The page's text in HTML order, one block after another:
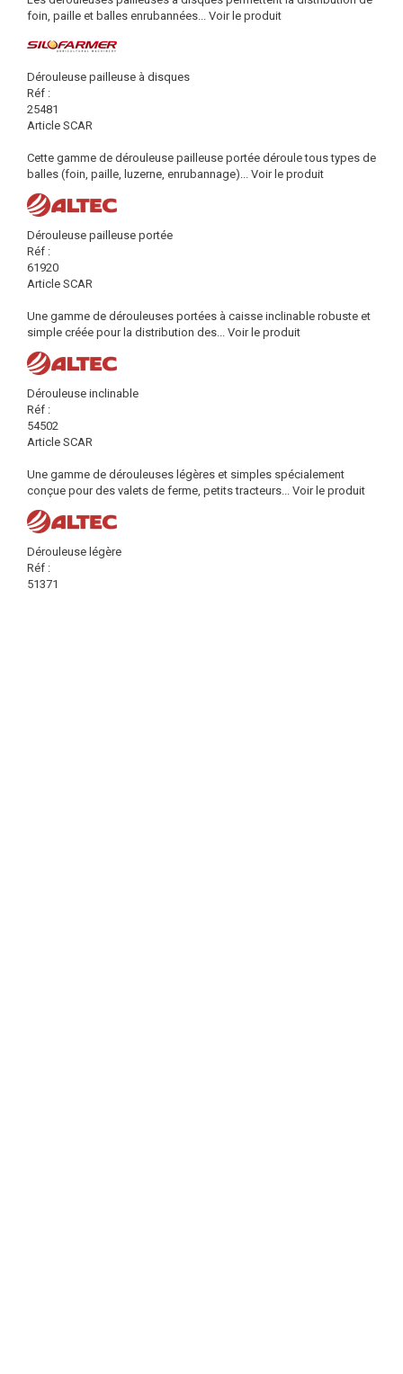
foin, paille et balles enrubannées... Voir le produit
Dérouleuse pailleuse à disques
Réf :
25481
Article SCAR
Cette gamme de dérouleuse pailleuse portée déroule tous types de
balles (foin, paille, luzerne, enrubannage)... Voir le produit
Dérouleuse pailleuse portée
Réf :
61920
Article SCAR
Une gamme de dérouleuses portées à caisse inclinable robuste et
simple créée pour la distribution des... Voir le produit
Dérouleuse inclinable
Réf :
54502
Article SCAR
Une gamme de dérouleuses légères et simples spécialement
conçue pour des valets de ferme, petits tracteurs... Voir le produit
Dérouleuse légère
Réf :
51371